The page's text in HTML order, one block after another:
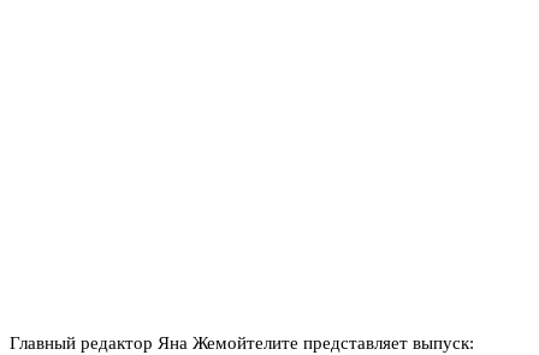
Главный редактор Яна Жемойтелите представляет выпуск: